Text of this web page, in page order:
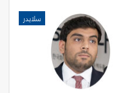
سلايدر